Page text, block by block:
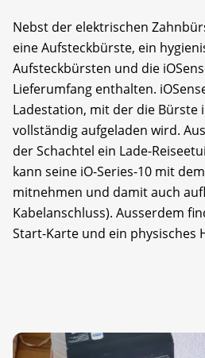
Nebst der elektrischen
eine Aufsteckbürste, ein
Aufsteckbürsten und die
Lieferumfang enthalten.
Ladestation, mit der die Bürste
vollständig aufgeladen wird.
der Schachtel ein Lade-
kann seine iO-Series-10 mit
mitnehmen und damit auch
Kabelanschluss). Ausserdem
Start-Karte und ein physisches